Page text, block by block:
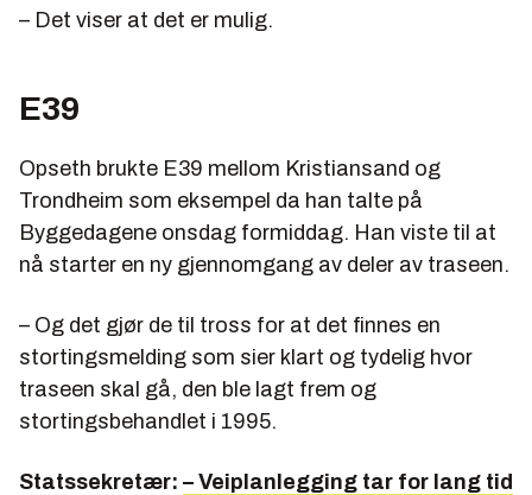
– Det viser at det er mulig.
E39
Opseth brukte E39 mellom Kristiansand og
Trondheim som eksempel da han talte på
Byggedagene onsdag formiddag. Han viste til at
nå starter en ny gjennomgang av deler av traseen.
– Og det gjør de til tross for at det finnes en
stortingsmelding som sier klart og tydelig hvor
traseen skal gå, den ble lagt frem og
stortingsbehandlet i 1995.
Statssekretær: – Veiplanlegging tar for lang tid